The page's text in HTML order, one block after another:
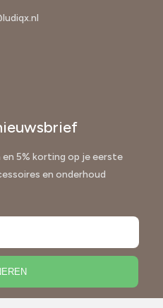
5% korting op je eerste
en onderhoud